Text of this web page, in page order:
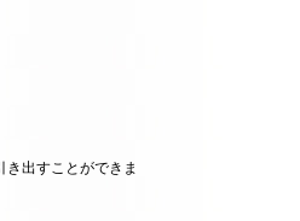
出すことができま